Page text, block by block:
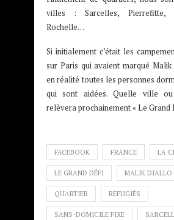
villes : Sarcelles, Pierrefitte,
Rochelle…
Si initialement c’était les
sur Paris qui avaient marqué
en réalité toutes les personnes
qui sont aidées. Quelle ville
relèvera prochainement « Le Grand
FACEBOOK FRANCE LA
LE GRAND DÉFI MALIK DIALLO
QUARTIER REFUGIÉS
SANS-DOMICILE FIXE